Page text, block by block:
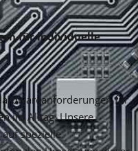
für individuelle
für
im Alltag. Unsere
spezielle